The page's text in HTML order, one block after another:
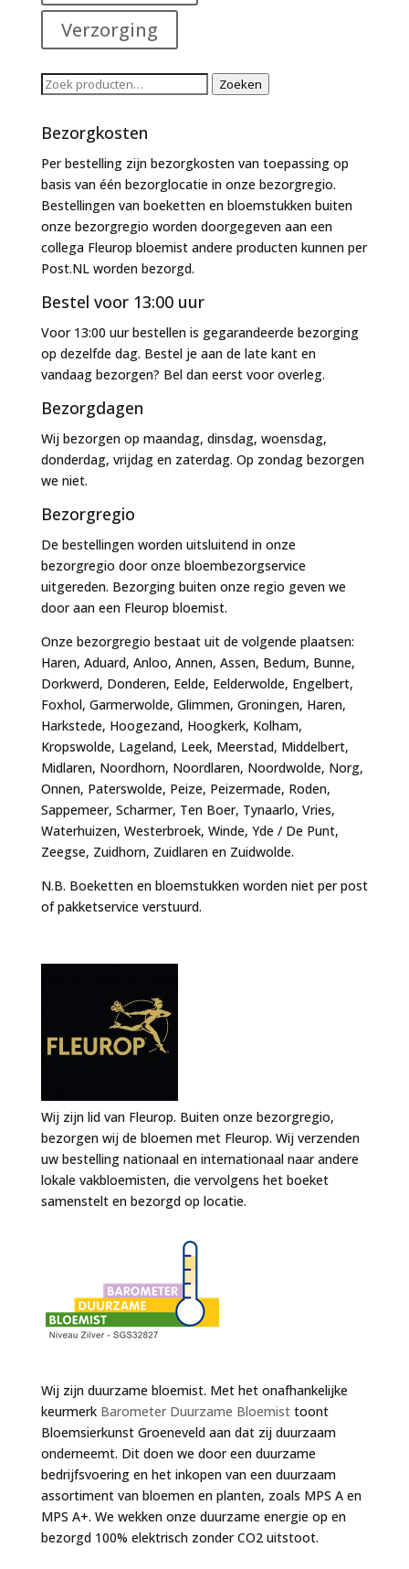
Verzorging
Zoeken
Zoeken
Bezorgkosten
Per bestelling zijn bezorgkosten van toepassing op
basis van één bezorglocatie in onze bezorgregio.
Bestellingen van boeketten en bloemstukken buiten
onze bezorgregio worden doorgegeven aan een
collega Fleurop bloemist andere producten kunnen per
Post.NL worden bezorgd.
Bestel voor 13:00 uur
Voor 13:00 uur bestellen is gegarandeerde bezorging
op dezelfde dag. Bestel je aan de late kant en
vandaag bezorgen? Bel dan eerst voor overleg.
Bezorgdagen
Wij bezorgen op maandag, dinsdag, woensdag,
donderdag, vrijdag en zaterdag. Op zondag bezorgen
we niet.
Bezorgregio
De bestellingen worden uitsluitend in onze
bezorgregio door onze bloembezorgservice
uitgereden. Bezorging buiten onze regio geven we
door aan een Fleurop bloemist.
Onze bezorgregio bestaat uit de volgende plaatsen:
Haren, Aduard, Anloo, Annen, Assen, Bedum, Bunne,
Dorkwerd, Donderen, Eelde, Eelderwolde, Engelbert,
Foxhol, Garmerwolde, Glimmen, Groningen, Haren,
Harkstede, Hoogezand, Hoogkerk, Kolham,
Kropswolde, Lageland, Leek, Meerstad, Middelbert,
Midlaren, Noordhorn, Noordlaren, Noordwolde, Norg,
Onnen, Paterswolde, Peize, Peizermade, Roden,
Sappemeer, Scharmer, Ten Boer, Tynaarlo, Vries,
Waterhuizen, Westerbroek, Winde, Yde / De Punt,
Zeegse, Zuidhorn, Zuidlaren en Zuidwolde.
N.B. Boeketten en bloemstukken worden niet per post
of pakketservice verstuurd.
Wij zijn lid van Fleurop. Buiten onze bezorgregio,
bezorgen wij de bloemen met Fleurop. Wij verzenden
uw bestelling nationaal en internationaal naar andere
lokale vakbloemisten, die vervolgens het boeket
samenstelt en bezorgd op locatie.
Wij zijn duurzame bloemist. Met het onafhankelijke
keurmerk Barometer Duurzame Bloemisttoont
Bloemsierkunst Groeneveld aan dat zij duurzaam
onderneemt. Dit doen we door een duurzame
bedrijfsvoering en het inkopen van een duurzaam
assortiment van bloemen en planten, zoals MPS A en
MPS A+. We wekken onze duurzame energie op en
bezorgd 100% elektrisch zonder CO2 uitstoot.